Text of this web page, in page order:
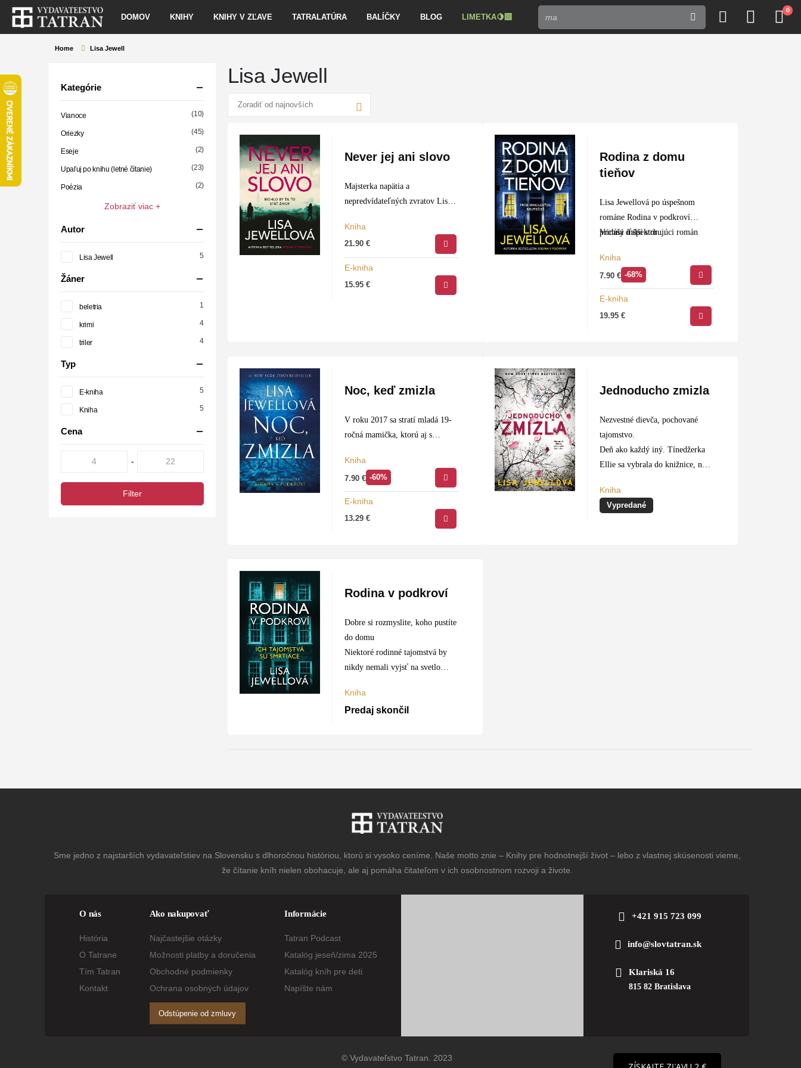
DOMOV KNIHY KNIHY V ZĽAVE TATRALATÚRA BALÍČKY BLOG LIMETKA🍋‍🟩
0
Home Lisa Jewell
Lisa Jewell
Never jej ani slovo
Majsterka napätia a
nepredvídateľných zvratov Lisa
románe Rodina v podkroví ďalší
napínavý triler – tentoraz o sile
manipulácie a klamstiev a ich
schopnosti ničiť ľudské životy.
Kniha
21.90€
E-kniha
15.95€
Rodina z domu
tieňov
Lisa Jewellová po úspešnom
románe Rodina v podkroví
prináša ďalší strhujúci román
aby sme ochránili našich
milovaných: román
o komplikovaných manželstvách,
rozbitých rodinách a smrtiacich
Vrchný inšpektor…
Kniha
7.90€ -68%
E-kniha
19.95€
Noc, keď zmizla
V roku 2017 sa stratí mladá 19-
ročná mamička, ktorú aj s
bohatí spolužiaci. Z večierka sa
viac domov nevrátila. Jej zúfalá
matka zalarmuje políciu, tá
Kniha
7.90€ -60%
E-kniha
13.29€
Jednoducho zmizla
Nezvestné dievča, pochované
tajomstvo.
Deň ako každý iný. Tínedžerka
Ellie sa vybrala do knižnice, no
nevidel. Akoby po nej zľahla
zem. Jej matka…
Kniha
Vypredané
Rodina v podkroví
Dobre si rozmyslite, koho pustíte
do domu
Niektoré rodinné tajomstvá by
nikdy nemali vyjsť na svetlo
mladú ženu pátrať po záhade jej
pôvodu a to, čo zistí,…
Kniha
Predaj skončil
Kategórie
Vianoce (10)
Oriezky (45)
Eseje (2)
Upaľuj po knihu (letné čítanie) (23)
Poézia (2)
Zobraziť viac +
Autor
Lisa Jewell 5
Žáner
beletria 1
krimi 4
triler 4
Typ
E-kniha 5
Kniha 5
Cena
-
Filter
Sme jedno z najstarších vydavateľstiev na Slovensku s dlhoročnou históriou, ktorú si vysoko ceníme. Naše motto znie – Knihy pre hodnotnejší život – lebo z vlastnej skúsenosti vieme,
že čítanie kníh nielen obohacuje, ale aj pomáha čitateľom v ich osobnostnom rozvoji a živote.
O nás
História
O Tatrane
Tím Tatran
Kontakt
Ako nakupovať
Najčastejšie otázky
Možnosti platby a doručenia
Obchodné podmienky
Ochrana osobných údajov
Odstúpenie od zmluvy
Informácie
Tatran Podcast
Katalóg jeseň/zima 2025
Katalóg kníh pre deti
Napíšte nám
+421 915 723 099
info@slovtatran.sk
Klariská 16
815 82 Bratislava
© Vydavateľstvo Tatran. 2023